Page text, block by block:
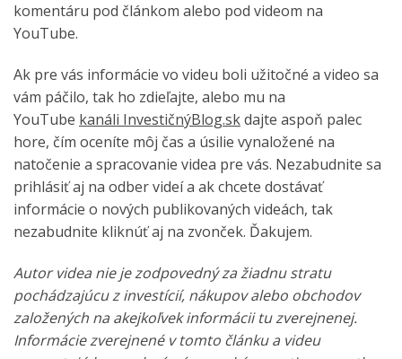
komentáru pod článkom alebo pod videom na
YouTube.
Ak pre vás informácie vo videu boli užitočné a video sa
vám páčilo, tak ho zdieľajte, alebo mu na
YouTube kanáli InvestičnýBlog.skdajte aspoň palec
hore, čím oceníte môj čas a úsilie vynaložené na
natočenie a spracovanie videa pre vás. Nezabudnite sa
prihlásiť aj na odber videí a ak chcete dostávať
informácie o nových publikovaných videách, tak
nezabudnite kliknúť aj na zvonček. Ďakujem.
Autor videa nie je zodpovedný za žiadnu stratu
pochádzajúcu z investícií, nákupov alebo obchodov
založených na akejkoľvek informácii tu zverejnenej.
Informácie zverejnené v tomto článku a videu